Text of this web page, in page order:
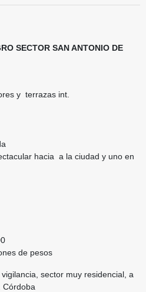
SECTOR SAN ANTONIO DE
y terrazas int.
hacia a la ciudad y uno en
de pesos
sector muy residencial, a
Córdoba